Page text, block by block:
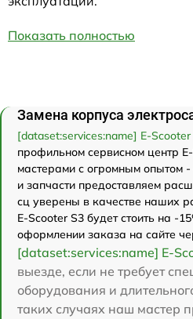
Показать полностью
Замена корпуса
[dataset:services:name] E-Scooter
профильном сервисном центр
мастерами с огромным опытом
и запчасти предоставляем
сц уверены в качестве наших
E-Scooter S3 будет стоить на -
оформлении заказа на сайте
[dataset:services:name] E-
выезде, если не требует
оборудования и
таких случаях наш мастер